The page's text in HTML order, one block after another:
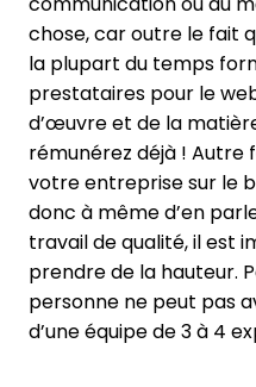
chose, car outre le fait
la plupart du temps
prestataires pour le
d’œuvre et de la
rémunérez déjà ! Autre
votre entreprise sur le
donc à même d’en
travail de qualité, il est
prendre de la hauteur.
personne ne peut pas
d’une équipe de 3 à 4